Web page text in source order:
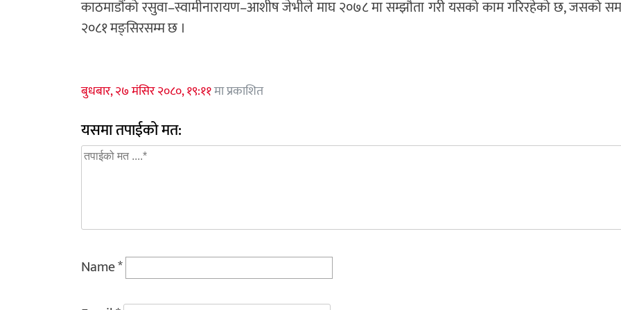
काठमाडौंको रसुवा–स्वामीनारायण–आशीष जेभीले माघ २०७८ मा सम्झौता गरी यसको काम गरिरहेको छ, जसको
२०८१ मङ्सिरसम्म छ ।
बुधबार, २७ मंसिर २०८०, १९:११मा प्रकाशित
यसमा तपाईको मत:
Name*